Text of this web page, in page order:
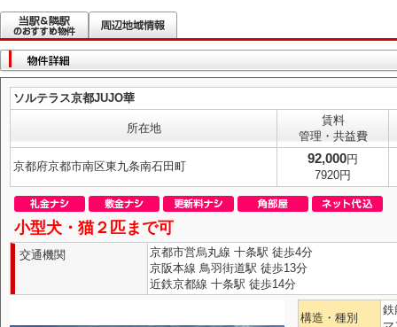
ソルテラス京都JUJO華
所在地
賃料
管理・共益費
京都府京都市南区東九条南石田町
92,000円
7920円
小型犬・猫２匹まで可
交通機関
京都市営烏丸線 十条駅 徒歩4分
京阪本線 鳥羽街道駅 徒歩13分
近鉄京都線 十条駅 徒歩14分
構造・種別
鉄